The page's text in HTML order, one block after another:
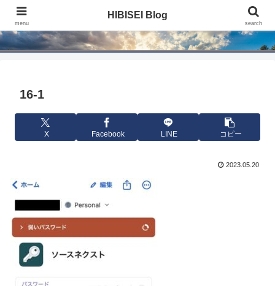
HIBISEI Blog
16-1
X Facebook LINE コピー
2023.05.20
menu
HIBISEI Blog
search